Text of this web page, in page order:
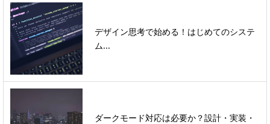
デザイン思考で始める！はじめてのシステ
ム...
ダークモード対応は必要か？設計・実装・